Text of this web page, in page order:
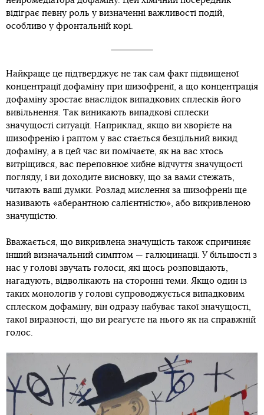
відіграє певну роль у визначенні важливості подій,
особливо у фронтальній корі.
Найкраще це підтверджує не так сам факт підвищеної
концентрації дофаміну при шизофренії, а що концентрація
дофаміну зростає внаслідок випадкових сплесків його
вивільнення. Так виникають випадкові сплески
значущості ситуації. Наприклад, якщо ви хворієте на
шизофренію і раптом у вас стається безцільний викид
дофаміну, а в цей час ви помічаєте, як на вас хтось
витріщився, вас переповнює хибне відчуття значущості
погляду, і ви доходите висновку, що за вами стежать,
читають ваші думки. Розлад мислення за шизофренії ще
називають «аберантною салієнтністю», або викривленою
значущістю.
Вважається, що викривлена значущість також спричиняє
інший визначальний симптом — галюцинації. У більшості з
нас у голові звучать голоси, які щось розповідають,
нагадують, відволікають на сторонні теми. Якщо один із
таких монологів у голові супроводжується випадковим
сплеском дофаміну, він одразу набуває такої значущості,
такої виразності, що ви реагуєте на нього як на справжній
голос.